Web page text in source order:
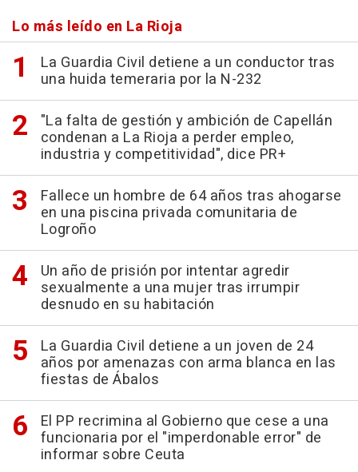
Lo más leído en La Rioja
La Guardia Civil detiene a un conductor tras
una huida temeraria por la N-232
"La falta de gestión y ambición de Capellán
condenan a La Rioja a perder empleo,
industria y competitividad", dice PR+
Fallece un hombre de 64 años tras ahogarse
en una piscina privada comunitaria de
Logroño
Un año de prisión por intentar agredir
sexualmente a una mujer tras irrumpir
desnudo en su habitación
La Guardia Civil detiene a un joven de 24
años por amenazas con arma blanca en las
fiestas de Ábalos
El PP recrimina al Gobierno que cese a una
funcionaria por el "imperdonable error" de
informar sobre Ceuta